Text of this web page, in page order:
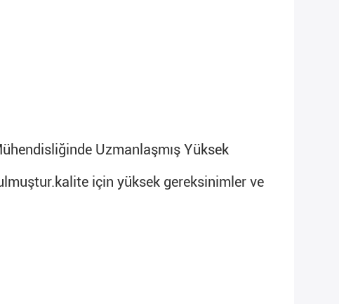
Uzmanlaşmış Yüksek
kalite için yüksek gereksinimler ve